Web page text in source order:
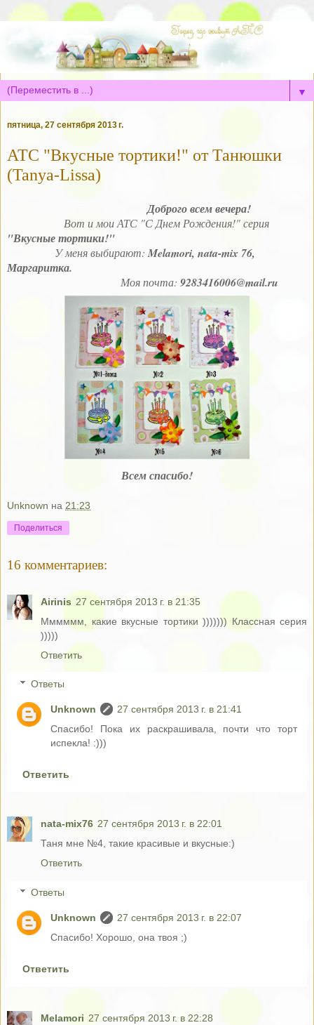
▼
пятница, 27 сентября 2013 г.
АТС "Вкусные тортики!" от Танюшки
(Tanya-Lissa)
Доброго всем вечера!
Вот и мои АТС "С Днем Рождения!" серия
"Вкусные тортики!"
У меня выбирают: Melamori, nata-mix 76,
Маргаритка.
Моя почта: 9283416006@mail.ru
Всем спасибо!
Unknown на 21:23
Поделиться
16 комментариев:
Airinis 27 сентября 2013 г. в 21:35
Мммммм, какие вкусные тортики ))))))) Классная серия
)))))
Ответить
Ответы
Unknown
27 сентября 2013 г. в 21:41
Спасибо! Пока их раскрашивала, почти что торт
испекла! :)))
Ответить
nata-mix76 27 сентября 2013 г. в 22:01
Таня мне №4, такие красивые и вкусные:)
Ответить
Ответы
Unknown
27 сентября 2013 г. в 22:07
Спасибо! Хорошо, она твоя ;)
Ответить
Melamori 27 сентября 2013 г. в 22:28